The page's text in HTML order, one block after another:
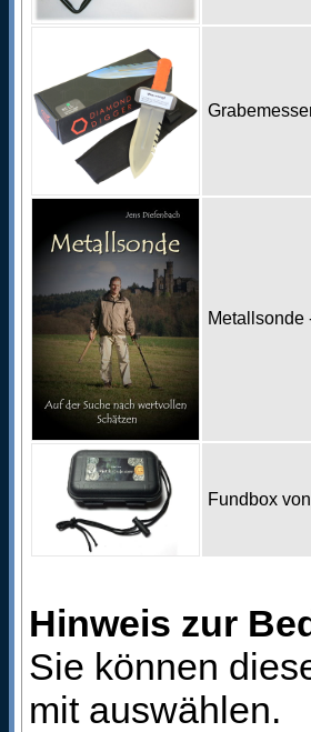
Fundbox
Hinweis zur
Sie können
mit auswählen.